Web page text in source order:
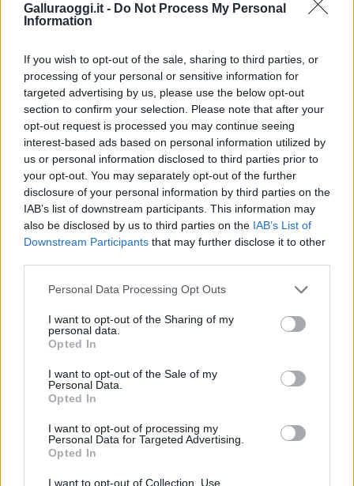
Galluraoggi.it - Do Not Process My Personal
Information
If you wish to opt-out of the sale, sharing to third parties, or
processing of your personal or sensitive information for
targeted advertising by us, please use the below opt-out
section to confirm your selection. Please note that after your
opt-out request is processed you may continue seeing
interest-based ads based on personal information utilized by
us or personal information disclosed to third parties prior to
your opt-out. You may separately opt-out of the further
disclosure of your personal information by third parties on the
IAB’s list of downstream participants. This information may
also be disclosed by us to third parties on the IAB’s List of
Downstream Participants that may further disclose it to other
Please note that this website/app uses one or more Google
not limited to your visit or usage behaviour. You may click to
grant or deny consent to Google and its third-party tags to
use your data for below specified purposes in below Google
consent section.
Personal Data Processing Opt Outs
I want to opt-out of the Sharing of my
personal data.
Opted In
I want to opt-out of the Sale of my
Personal Data.
Opted In
I want to opt-out of processing my
Personal Data for Targeted Advertising.
Opted In
I want to opt-out of Collection, Use,
Meteo Olbia 7 agosto, sole e caldo tornano
Test tunnel Olbia: rampe chiuse ancora fino a
fine agosto
Aggius conquista la classifica delle mete più
amate dell’estate 2026
NECROLOGIE
Mario Malu